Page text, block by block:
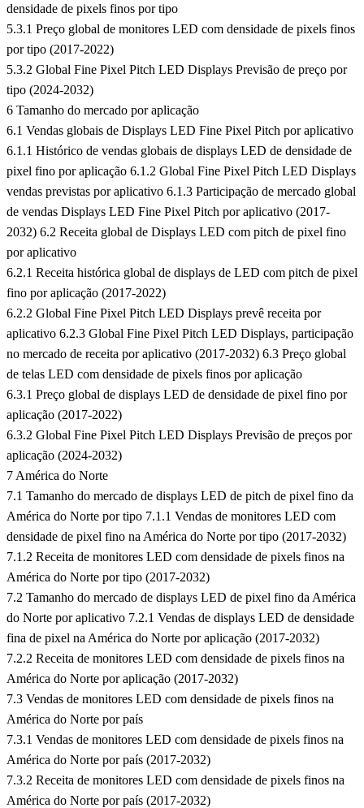
densidade de pixels finos por tipo
5.3.1 Preço global de monitores LED com densidade de pixels finos
por tipo (2017-2022)
5.3.2 Global Fine Pixel Pitch LED Displays Previsão de preço por
tipo (2024-2032)
6 Tamanho do mercado por aplicação
6.1 Vendas globais de Displays LED Fine Pixel Pitch por aplicativo
6.1.1 Histórico de vendas globais de displays LED de densidade de
pixel fino por aplicação 6.1.2 Global Fine Pixel Pitch LED Displays
vendas previstas por aplicativo 6.1.3 Participação de mercado global
de vendas Displays LED Fine Pixel Pitch por aplicativo (2017-
2032) 6.2 Receita global de Displays LED com pitch de pixel fino
por aplicativo
6.2.1 Receita histórica global de displays de LED com pitch de pixel
fino por aplicação (2017-2022)
6.2.2 Global Fine Pixel Pitch LED Displays prevê receita por
aplicativo 6.2.3 Global Fine Pixel Pitch LED Displays, participação
no mercado de receita por aplicativo (2017-2032) 6.3 Preço global
de telas LED com densidade de pixels finos por aplicação
6.3.1 Preço global de displays LED de densidade de pixel fino por
aplicação (2017-2022)
6.3.2 Global Fine Pixel Pitch LED Displays Previsão de preços por
aplicação (2024-2032)
7 América do Norte
7.1 Tamanho do mercado de displays LED de pitch de pixel fino da
América do Norte por tipo 7.1.1 Vendas de monitores LED com
densidade de pixel fino na América do Norte por tipo (2017-2032)
7.1.2 Receita de monitores LED com densidade de pixels finos na
América do Norte por tipo (2017-2032)
7.2 Tamanho do mercado de displays LED de pixel fino da América
do Norte por aplicativo 7.2.1 Vendas de displays LED de densidade
fina de pixel na América do Norte por aplicação (2017-2032)
7.2.2 Receita de monitores LED com densidade de pixels finos na
América do Norte por aplicação (2017-2032)
7.3 Vendas de monitores LED com densidade de pixels finos na
América do Norte por país
7.3.1 Vendas de monitores LED com densidade de pixels finos na
América do Norte por país (2017-2032)
7.3.2 Receita de monitores LED com densidade de pixels finos na
América do Norte por país (2017-2032)